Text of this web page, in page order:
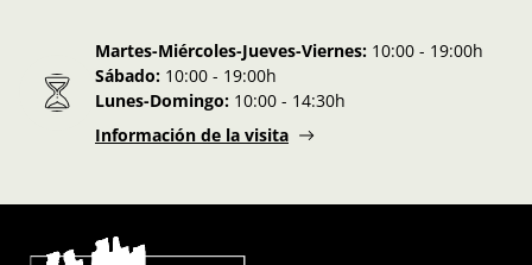
Martes-Miércoles-Jueves-Viernes: 10:00 - 19:00h
Sábado: 10:00 - 19:00h
Lunes-Domingo: 10:00 - 14:30h
Información de la visita